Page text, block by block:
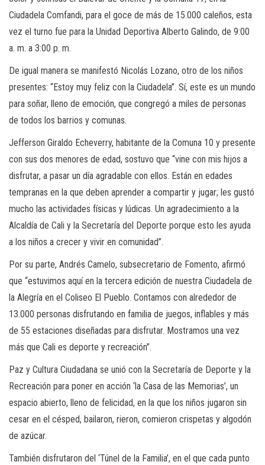
Ciudadela Comfandi, para el goce de más de 15.000 caleños, esta
vez el turno fue para la Unidad Deportiva Alberto Galindo, de 9:00
a. m. a 3:00 p. m.
De igual manera se manifestó Nicolás Lozano, otro de los niños
presentes: “Estoy muy feliz con la Ciudadela”. Sí, este es un mundo
para soñar, lleno de emoción, que congregó a miles de personas
de todos los barrios y comunas.
Jefferson Giraldo Echeverry, habitante de la Comuna 10 y presente
con sus dos menores de edad, sostuvo que “vine con mis hijos a
disfrutar, a pasar un día agradable con ellos. Están en edades
tempranas en la que deben aprender a compartir y jugar; les gustó
mucho las actividades físicas y lúdicas. Un agradecimiento a la
Alcaldía de Cali y la Secretaría del Deporte porque esto les ayuda
a los niños a crecer y vivir en comunidad”.
Por su parte, Andrés Camelo, subsecretario de Fomento, afirmó
que “estuvimos aquí en la tercera edición de nuestra Ciudadela de
la Alegría en el Coliseo El Pueblo. Contamos con alrededor de
13.000 personas disfrutando en familia de juegos, inflables y más
de 55 estaciones diseñadas para disfrutar. Mostramos una vez
más que Cali es deporte y recreación”.
Paz y Cultura Ciudadana se unió con la Secretaría de Deporte y la
Recreación para poner en acción ‘la Casa de las Memorias’, un
espacio abierto, lleno de felicidad, en la que los niños jugaron sin
cesar en el césped, bailaron, rieron, comieron crispetas y algodón
de azúcar.
También disfrutaron del ‘Túnel de la Familia’, en el que cada punto